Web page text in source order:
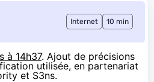
Internet 10 min
à 14h37. Ajout de précisions
utilisée, en partenariat
et S3ns.